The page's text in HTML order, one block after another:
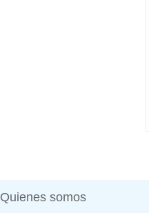
Quienes somos